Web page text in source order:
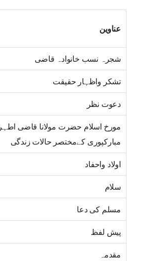
عناوین
شجرہ نسب خانوادہ قاضی
تشکر واظہار حقیقت
دعوت نظر
مورخ اسلام حضرت مولانا قاضی اطہر
مبارکپوری کےمختصر حالات زندگی
اولاد واحفاد
سلام
مسلم کی دعا
پیش لفظ
مقدمہ